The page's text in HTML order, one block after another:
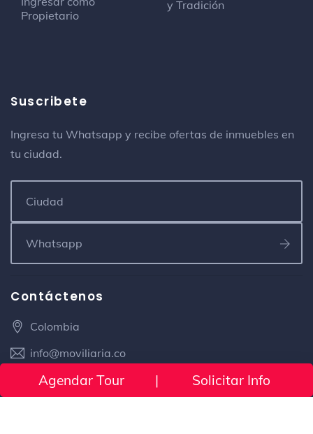
Propietario
y Tradición
Suscribete
Ingresa tu Whatsapp y recibe ofertas de inmuebles en
tu ciudad.
Contáctenos
Colombia
info@moviliaria.co
(+57) 300 433 2770
Agendar Tour | Solicitar Info